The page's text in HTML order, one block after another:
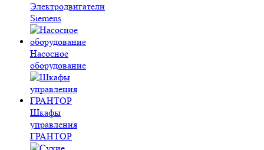
Электродвигатели
Siemens
Насосное
оборудование
Шкафы
управления
ГРАНТОР